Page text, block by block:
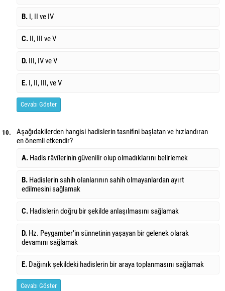
B. I, II ve IV
C. II, III ve V
D. III, IV ve V
E. I, II, III, ve V
Cevabı Göster
10.
Aşağıdakilerden hangisi hadislerin tasnifini başlatan ve hızlandıran
en önemli etkendir?
A. Hadis râvîlerinin güvenilir olup olmadıklarını belirlemek
B. Hadislerin sahih olanlarının sahih olmayanlardan ayırt
edilmesini sağlamak
C. Hadislerin doğru bir şekilde anlaşılmasını sağlamak
D. Hz. Peygamber’in sünnetinin yaşayan bir gelenek olarak
devamını sağlamak
E. Dağınık şekildeki hadislerin bir araya toplanmasını sağlamak
Cevabı Göster